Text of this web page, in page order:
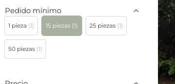
Pedido mínimo
1 pieza (1) 15 piezas (1) 25 piezas (1)
50 piezas (1)